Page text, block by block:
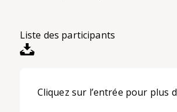
Liste des participants
Cliquez sur l’entrée pour plus